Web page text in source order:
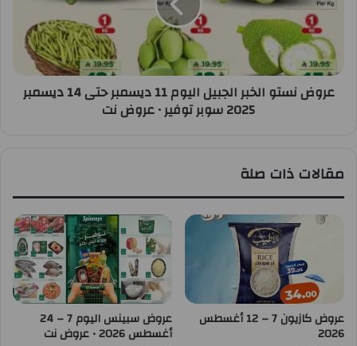
عروض نستو الخبر الجبيل اليوم 11 ديسمبر حتى 14 ديسمبر
2025 سوبر توفير • عروض نت
مقالات ذات صلة
عروض كازيون 7 – 12 أغسطس
2026
عروض سبينس اليوم 7 – 24
أغسطس 2026 • عروض نت